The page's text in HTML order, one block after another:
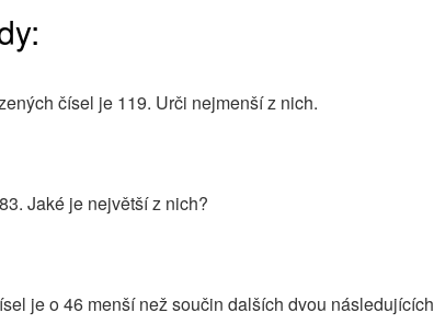
čísel je 119. Urči nejmenší z nich.
Jaké je největší z nich?
je o 46 menší než součin dalších dvou následujících